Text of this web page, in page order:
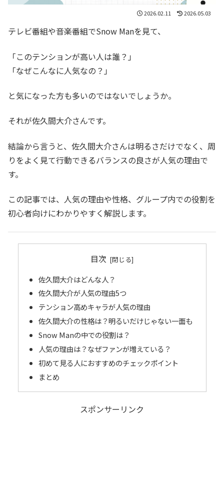
2026.02.11 2026.05.03
テレビ番組や音楽番組でSnow Manを見て、
「このテンションが高い人は誰？」
「なぜこんなに人気なの？」
と気になった方も多いのではないでしょうか。
それが佐久間大介さんです。
結論から言うと、佐久間大介さんは明るさだけでなく、周
りをよく見て行動できるバランスの良さが人気の理由で
す。
この記事では、人気の理由や性格、グループ内での役割を
初心者向けにわかりやすく解説します。
目次
佐久間大介はどんな人？
佐久間大介が人気の理由5つ
テンション高めキャラが人気の理由
佐久間大介の性格は？明るいだけじゃない一面も
Snow Manの中での役割は？
人気の理由は？なぜファンが増えている？
初めて見る人におすすめのチェックポイント
まとめ
スポンサーリンク